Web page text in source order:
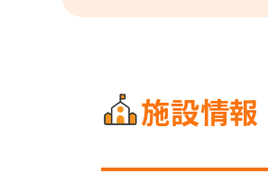
施設情報